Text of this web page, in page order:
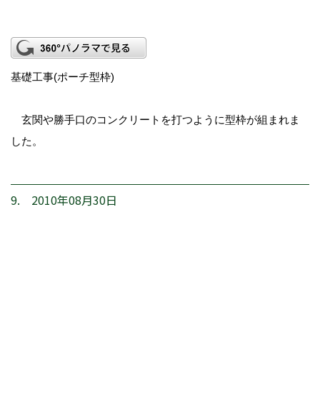
基礎工事(ポーチ型枠)
玄関や勝手口のコンクリートを打つように型枠が組まれま
した。
9. 2010年08月30日